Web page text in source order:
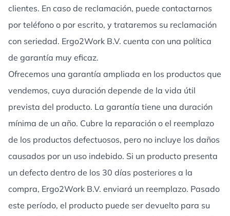
clientes. En caso de reclamación, puede contactarnos
por teléfono o por escrito, y trataremos su reclamación
con seriedad. Ergo2Work B.V. cuenta con una política
de garantía muy eficaz.
Ofrecemos una garantía ampliada en los productos que
vendemos, cuya duración depende de la vida útil
prevista del producto. La garantía tiene una duración
mínima de un año. Cubre la reparación o el reemplazo
de los productos defectuosos, pero no incluye los daños
causados por un uso indebido. Si un producto presenta
un defecto dentro de los 30 días posteriores a la
compra, Ergo2Work B.V. enviará un reemplazo. Pasado
este período, el producto puede ser devuelto para su